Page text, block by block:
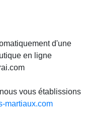
d'une
en ligne
vous établissions
martiaux.com